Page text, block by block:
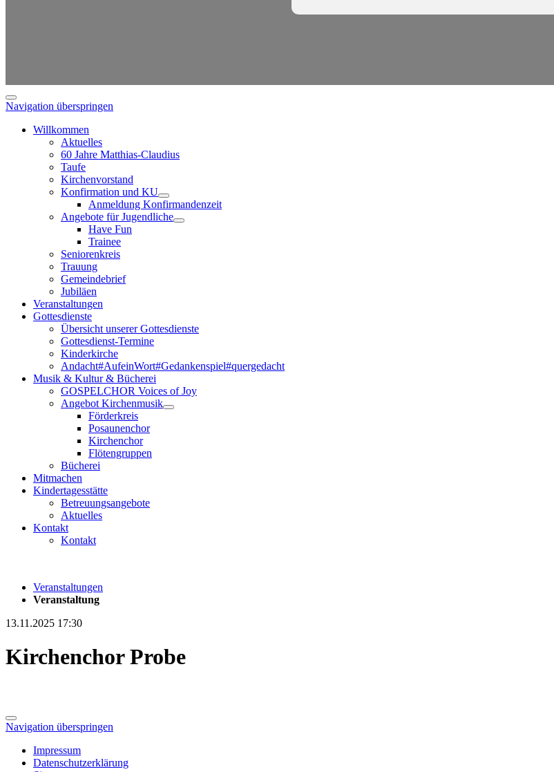
Navigation überspringen
Willkommen
Aktuelles
60 Jahre Matthias-Claudius
Taufe
Kirchenvorstand
Konfirmation und KU
Anmeldung Konfirmandenzeit
Angebote für Jugendliche
Have Fun
Trainee
Seniorenkreis
Trauung
Gemeindebrief
Jubiläen
Veranstaltungen
Gottesdienste
Übersicht unserer Gottesdienste
Gottesdienst-Termine
Kinderkirche
Andacht#AufeinWort#Gedankenspiel#quergedacht
Musik & Kultur & Bücherei
GOSPELCHOR Voices of Joy
Angebot Kirchenmusik
Förderkreis
Posaunenchor
Kirchenchor
Flötengruppen
Bücherei
Mitmachen
Kindertagesstätte
Betreuungsangebote
Aktuelles
Kontakt
Kontakt
Veranstaltungen
Veranstaltung
13.11.2025 17:30
Kirchenchor Probe
Navigation überspringen
Impressum
Datenschutzerklärung